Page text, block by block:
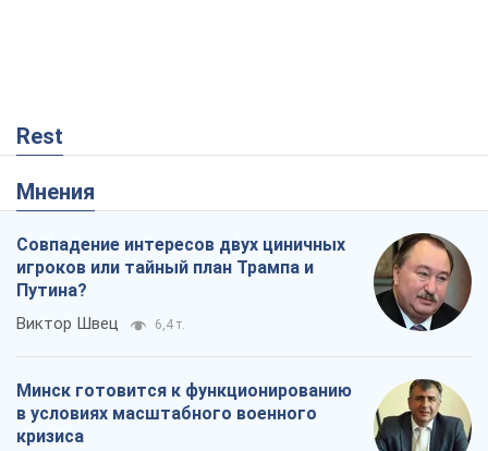
Rest
Мнения
Совпадение интересов двух циничных
игроков или тайный план Трампа и
Путина?
Виктор Швец 6,4 т.
Минск готовится к функционированию
в условиях масштабного военного
кризиса